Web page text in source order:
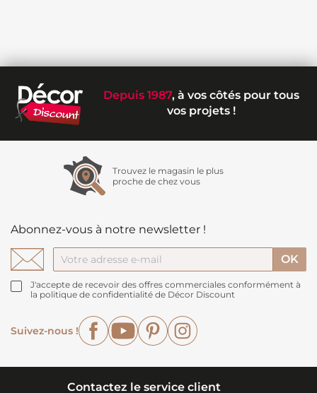
Depuis 1987, à vos côtés pour tous
vos projets !
Trouvez le magasin le plus
proche de chez vous
Abonnez-vous à notre newsletter !
J'accepte de recevoir des offres commerciales conformément à
la politique de confidentialité de Décor Discount
Suivez-nous !
FacebookYouTubePinterest
Contactez le service client